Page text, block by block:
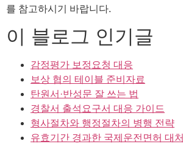
를 참고하시기 바랍니다.
이 블로그 인기글
감정평가 보정요청 대응
보상 협의 테이블 준비자료
탄원서·반성문 잘 쓰는 법
경찰서 출석요구서 대응 가이드
형사절차와 행정절차의 병행 전략
유효기간 경과한 국제운전면허 대처